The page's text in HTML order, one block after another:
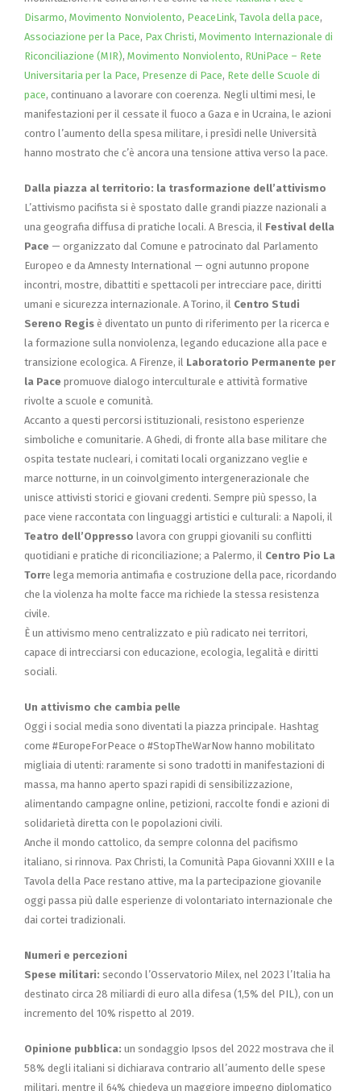
Disarmo, Movimento Nonviolento, PeaceLink, Tavola della pace,
Associazione per la Pace, Pax Christi, Movimento Internazionale di
Riconciliazione (MIR), Movimento Nonviolento, RUniPace – Rete
Universitaria per la Pace, Presenze di Pace, Rete delle Scuole di
pace, continuano a lavorare con coerenza. Negli ultimi mesi, le
manifestazioni per il cessate il fuoco a Gaza e in Ucraina, le azioni
contro l’aumento della spesa militare, i presìdi nelle Università
hanno mostrato che c’è ancora una tensione attiva verso la pace.
Dalla piazza al territorio: la trasformazione dell’attivismo
L’attivismo pacifista si è spostato dalle grandi piazze nazionali a
una geografia diffusa di pratiche locali. A Brescia, il Festival della
Pace — organizzato dal Comune e patrocinato dal Parlamento
Europeo e da Amnesty International — ogni autunno propone
incontri, mostre, dibattiti e spettacoli per intrecciare pace, diritti
umani e sicurezza internazionale. A Torino, il Centro Studi
Sereno Regis è diventato un punto di riferimento per la ricerca e
la formazione sulla nonviolenza, legando educazione alla pace e
transizione ecologica. A Firenze, il Laboratorio Permanente per
la Pace promuove dialogo interculturale e attività formative
rivolte a scuole e comunità.
Accanto a questi percorsi istituzionali, resistono esperienze
simboliche e comunitarie. A Ghedi, di fronte alla base militare che
ospita testate nucleari, i comitati locali organizzano veglie e
marce notturne, in un coinvolgimento intergenerazionale che
unisce attivisti storici e giovani credenti. Sempre più spesso, la
pace viene raccontata con linguaggi artistici e culturali: a Napoli, il
Teatro dell’Oppresso lavora con gruppi giovanili su conflitti
quotidiani e pratiche di riconciliazione; a Palermo, il Centro Pio La
Torre lega memoria antimafia e costruzione della pace, ricordando
che la violenza ha molte facce ma richiede la stessa resistenza
civile.
È un attivismo meno centralizzato e più radicato nei territori,
capace di intrecciarsi con educazione, ecologia, legalità e diritti
sociali.
Un attivismo che cambia pelle
Oggi i social media sono diventati la piazza principale. Hashtag
come #EuropeForPeace o #StopTheWarNow hanno mobilitato
migliaia di utenti: raramente si sono tradotti in manifestazioni di
massa, ma hanno aperto spazi rapidi di sensibilizzazione,
alimentando campagne online, petizioni, raccolte fondi e azioni di
solidarietà diretta con le popolazioni civili.
Anche il mondo cattolico, da sempre colonna del pacifismo
italiano, si rinnova. Pax Christi, la Comunità Papa Giovanni XXIII e la
Tavola della Pace restano attive, ma la partecipazione giovanile
oggi passa più dalle esperienze di volontariato internazionale che
dai cortei tradizionali.
Numeri e percezioni
Spese militari: secondo l’Osservatorio Milex, nel 2023 l’Italia ha
destinato circa 28 miliardi di euro alla difesa (1,5% del PIL), con un
incremento del 10% rispetto al 2019.
Opinione pubblica: un sondaggio Ipsos del 2022 mostrava che il
58% degli italiani si dichiarava contrario all’aumento delle spese
militari, mentre il 64% chiedeva un maggiore impegno diplomatico